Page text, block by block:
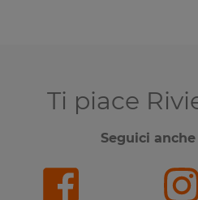
Ti piace
Seguici